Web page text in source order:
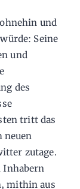
und
Seine
und
des
tritt das
neuen
zutage.
Inhabern
mithin aus